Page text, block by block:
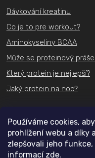
Používáme cookies,
prohlížení webu a díky
zlepšovali jeho
informací zde.
Dávkování kreatinu
Co je to pre workout?
Aminokyseliny BCAA
Může se proteinový
Který protein je nejlepší?
Jaký protein na noc?
Kontakt
+420731 489 074